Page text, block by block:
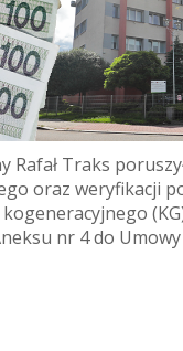
Rafał Traks
oraz weryfikacji
nr 4 do Umowy